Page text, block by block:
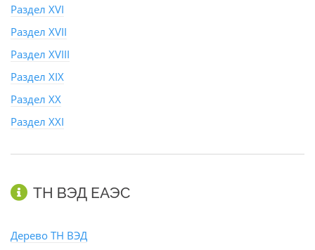
Раздел XVI
Раздел XVII
Раздел XVIII
Раздел XIX
Раздел XX
Раздел XXI
ТН ВЭД ЕАЭС
Дерево ТН ВЭД